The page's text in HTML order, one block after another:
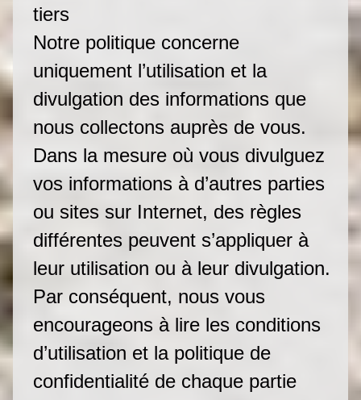
tiers
Notre politique concerne
uniquement l’utilisation et la
divulgation des informations que
nous collectons auprès de vous.
Dans la mesure où vous divulguez
vos informations à d’autres parties
ou sites sur Internet, des règles
différentes peuvent s’appliquer à
leur utilisation ou à leur divulgation.
Par conséquent, nous vous
encourageons à lire les conditions
d’utilisation et la politique de
confidentialité de chaque partie